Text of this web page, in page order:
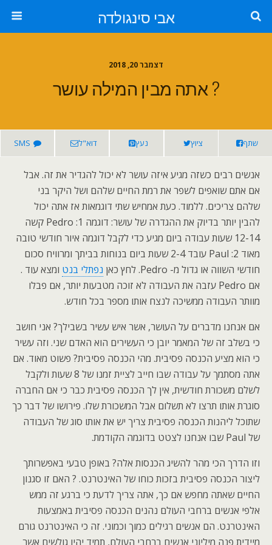
אבי סינגולדה
דצמבר 20, 2018
? אתה מבין המילה עושר
שתף ציוץ נעץ דוא"ל SMS
אנשים רבים כשזה מגיע איזה עושר לא יכול להגדיר את זה. אבל
אם אתם שואפים לשפר את רמת החיים שלהם ושל היקר בני
שלהם צריכים. ללמוד. כעת אמחיש שתי דוגמאות אז אתה יכול
להבין יותר בדיוק את ההגדרה של עושר: דוגמה 1: Pedro קשה
12-14 שעות עבודה ביום מגיע כדי לקבל דוגמה איור חודשי טובה
מאוד 2: Paul עובד 2-4 שעות ביום בנוחות בביתך ומרוויח סכום
חודשי השווה או גדול מ- Pedro. לחץ כאן
נפתלי בנט ומצא עוד .
אם Pedro עזבה את העבודה לא זוכה מטבעות יותר, אם פבלו
מוותר העבודה ממשיכה לנצח אותו מספר בכל חודש.
אם אנחנו מדברים על העושר, אשר איש עשיר בשבילך? אני חושב
כי בשלב זה של המאמר יובן כי העשירים הוא האדם שני. וזה עשיר
כי הוא מציע הכנסה פסיבית. מהי הכנסה פסיבית? פשוט מאוד. אם
אתה מסתמך על עבודה שבו חייב לציית זמנו של 8 שעות ולקבל
לשלם משכורת חודשית, אין לך הכנסה פסיבית כבר כי אם החברה
סוגרת אותו תרצו לא תשלום אבל המשכורת שלו. פירושו של דבר כך
שתוכל ליהנות הכנסה פסיבית צריך יש את אותו סוג של העבודה
של Paul שבו אנחנו לצטט בדוגמה הקודמת.
וזו הדרך הכי מהר להשיג הכנסות אלה? באופן טבעי באפשרותך
ליצור הכנסה פסיבית בזכות כוחו של האינטרנט. ? האם זו סגנון
החיים שאתה מחפש אם כך, אתה צריך לדעת כי ברגע זה ממש
אלפי אנשים ברחבי העולם נהנים הכנסה פסיבית באמצעות
האינטרנט. הם אנשים רגילים כמוך וכמוני. זה כי האינטרנט גורם
מיידית פנה מיליוני אנשים ברחבי העולם, תמיד יהיו גולשים אשר